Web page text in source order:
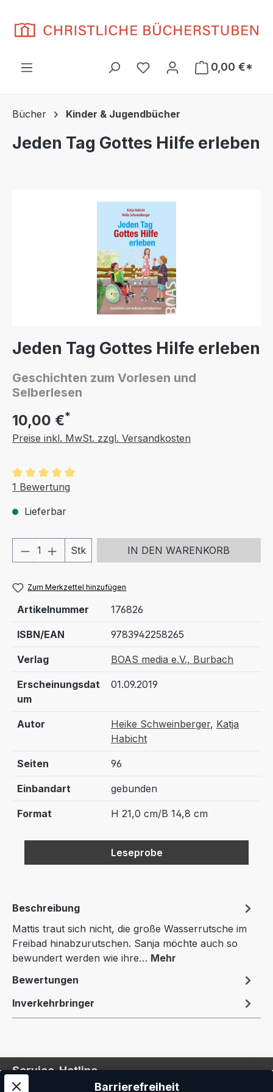
Du hast 0 Produkte auf
0,00 €*
Bücher Kinder & Jugendbücher
Jeden Tag Gottes Hilfe erleben
Jeden Tag Gottes Hilfe erleben
Geschichten zum Vorlesen und
Selberlesen
10,00 €*
Preise inkl. MwSt. zzgl. Versandkosten
Durchschnittliche Bewertung von 5 von 5 Sternen
1 Bewertung
Lieferbar
Produkt Anzahl: Gib den
Stk IN DEN WARENKORB
Zum Merkzettel hinzufügen
Artikelnummer 176826
ISBN/EAN 9783942258265
Verlag BOAS media e.V., Burbach
Erscheinungsdat
um
01.09.2019
Autor Heike Schweinberger, Katja
Habicht
Seiten 96
Einbandart gebunden
Format H 21,0 cm/B 14,8 cm
Leseprobe
Beschreibung
Mattis traut sich nicht, die große Wasserrutsche im
Freibad hinabzurutschen. Sanja möchte auch so
bewundert werden wie ihre… Mehr
Bewertungen
Inverkehrbringer
Service-Hotline
Barrierefreiheit